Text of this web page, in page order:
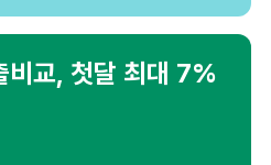
비교, 첫달 최대 7%